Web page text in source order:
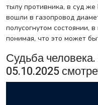
тылу противника, в суд
вошли в газопровод
полусогнутом состоянии,
понимая, что это может
Судьба
05.10.2025